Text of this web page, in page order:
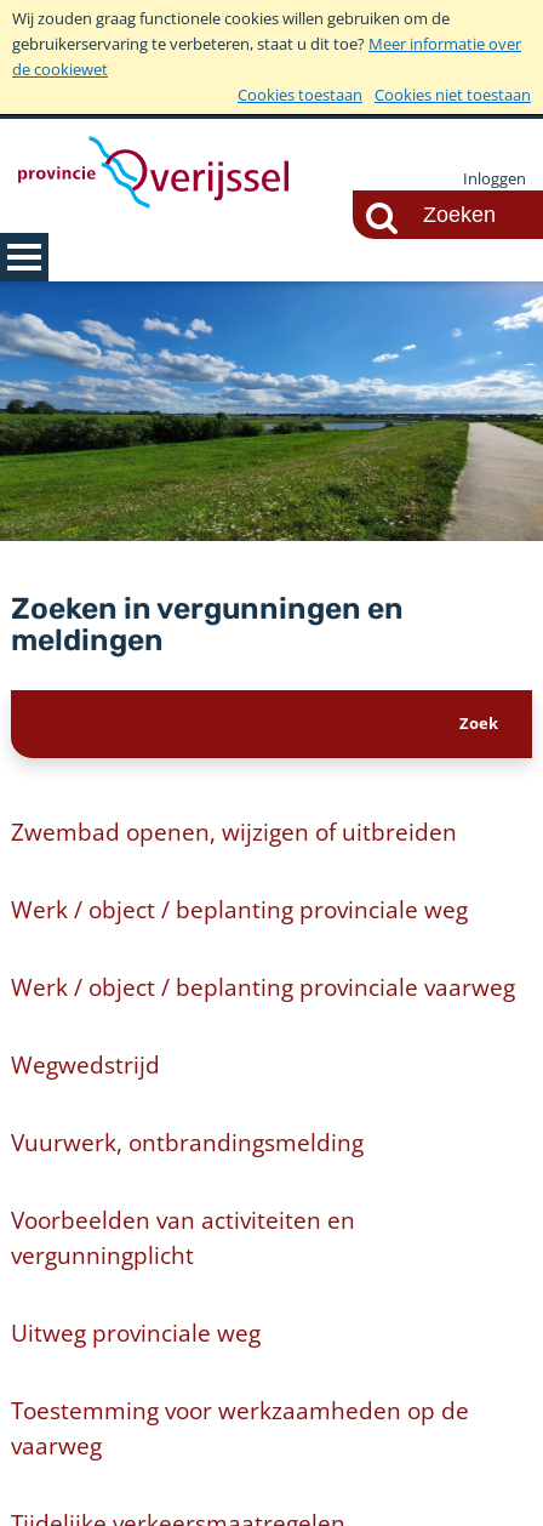
Wij zouden graag functionele cookies willen gebruiken om de
gebruikerservaring te verbeteren, staat u dit toe? Meer informatie over
de cookiewet
Cookies toestaan
Cookies niet toestaan
Inloggen
Zoeken in vergunningen en
meldingen
Zwembad openen, wijzigen of uitbreiden
Werk / object / beplanting provinciale weg
Werk / object / beplanting provinciale vaarweg
Wegwedstrijd
Vuurwerk, ontbrandingsmelding
Voorbeelden van activiteiten en
vergunningplicht
Uitweg provinciale weg
Toestemming voor werkzaamheden op de
vaarweg